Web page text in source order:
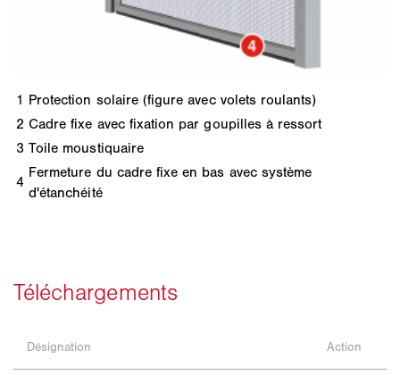
1 Protection solaire (figure avec volets roulants)
2 Cadre fixe avec fixation par goupilles à ressort
3 Toile moustiquaire
4
Fermeture du cadre fixe en bas avec système
d'étanchéité